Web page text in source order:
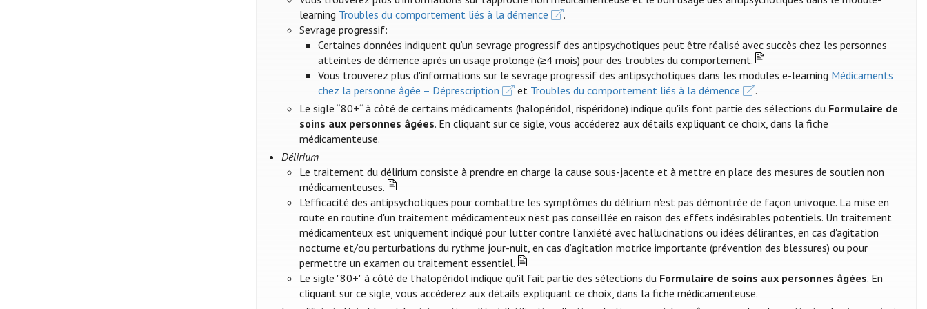
learning Troubles du comportement liés à la démence
.
Sevrage progressif:
Certaines données indiquent qu’un sevrage progressif des antipsychotiques peut être réalisé avec succès chez les personnes
atteintes de démence après un usage prolongé (≥4 mois) pour des troubles du comportement.
Vous trouverez plus d'informations sur le sevrage progressif des antipsychotiques dans les modules e-learning Médicaments
chez la personne âgée – Déprescription
et Troubles du comportement liés à la démence
.
Le sigle “80+“ à côté de certains médicaments (halopéridol, rispéridone) indique qu'ils font partie des sélections du Formulaire de
soins aux personnes âgées. En cliquant sur ce sigle, vous accéderez aux détails expliquant ce choix, dans la fiche
médicamenteuse.
Délirium
Le traitement du délirium consiste à prendre en charge la cause sous-jacente et à mettre en place des mesures de soutien non
médicamenteuses.
L'efficacité des antipsychotiques pour combattre les symptômes du délirium n'est pas démontrée de façon univoque. La mise en
route en routine d'un traitement médicamenteux n'est pas conseillée en raison des effets indésirables potentiels. Un traitement
médicamenteux est uniquement indiqué pour lutter contre l'anxiété avec hallucinations ou idées délirantes, en cas d'agitation
nocturne et/ou perturbations du rythme jour-nuit, en cas d’agitation motrice importante (prévention des blessures) ou pour
permettre un examen ou traitement essentiel.
Le sigle "80+" à côté de l’halopéridol indique qu'il fait partie des sélections du Formulaire de soins aux personnes âgées. En
cliquant sur ce sigle, vous accéderez aux détails expliquant ce choix, dans la fiche médicamenteuse.